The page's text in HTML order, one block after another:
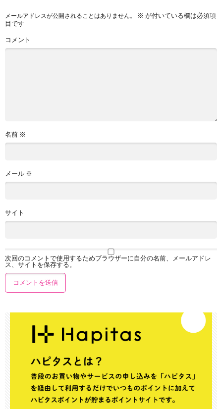
メールアドレスが公開されることはありません。 ※ が付いている欄は必須項
目です
コメント
名前 ※
メール ※
サイト
次回のコメントで使用するためブラウザーに自分の名前、メールアドレ
ス、サイトを保存する。